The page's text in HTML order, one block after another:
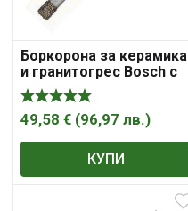
Боркорона за керамика
и гранитогрес Bosch с
диамантена посипка с
цилиндрична опашка
6х33 мм, Diamond for
49,58 € (96,97 лв.)
КУПИ